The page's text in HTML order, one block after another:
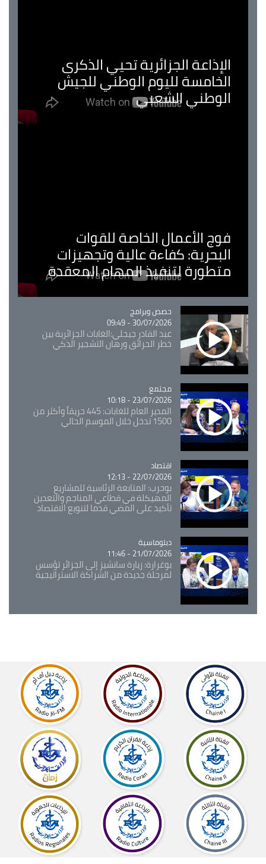
الإذاعة الجزائرية تحيي الذكرى
الخامسة لليوم الوطني للجيش
الوطني الشعبي
فوج الأعمال الخاصة للقوات
البحرية: كفاءة عالية وتجهيزات
متطورة لتنفيذ المهام المعقدة
Catégorie
حصص وبرامج
30/07/2026 - 09:49
عبد القادر جيجلي:الغابات الجزائرية بين
خطر الحرائق ورهان التشجير الذكي
Catégorie
مجتمع
23/07/2026 - 10:18
المدير العام للغابات: 445 حريقاً وأكثر من
1500 تدخل خلال الموسم الحالي
Catégorie
اقتصاد
22/07/2026 - 12:13
بوحرب: المتابعة الرئاسية للمشاريع
المهيكلة في قطاعي المناجم والتعدين
تأكيد على المضي قدما لتنويع الاقتصاد
Catégorie
دبلوماسية
21/07/2026 - 11:46
بوغرارة: زيارة سانشيز إلى الجزائر تؤسس
لمرحلة جديدة من الشراكة الاستراتيجية